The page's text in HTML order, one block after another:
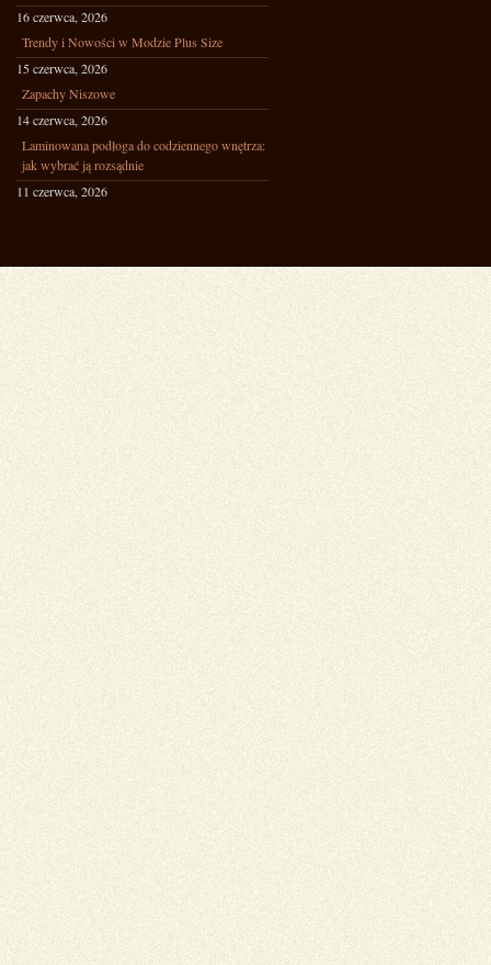
16 czerwca, 2026
Trendy i Nowości w Modzie Plus Size
15 czerwca, 2026
Zapachy Niszowe
14 czerwca, 2026
Laminowana podłoga do codziennego wnętrza:
jak wybrać ją rozsądnie
11 czerwca, 2026